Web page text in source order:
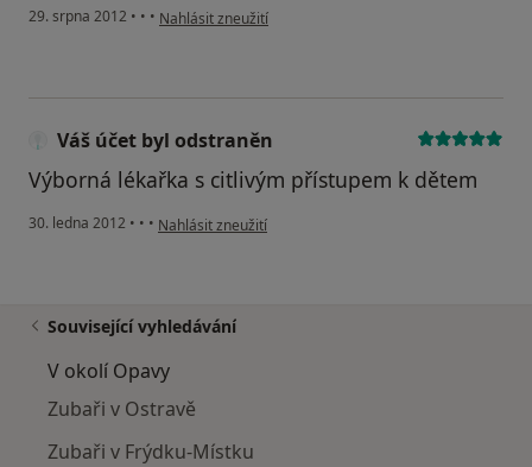
29. srpna 2012 • • • podle názoru uživatele Váš účet byl odstraněn
Nahlásit zneužití
Váš účet byl odstraněn
Výborná lékařka s citlivým přístupem k dětem
30. ledna 2012 • • • podle názoru uživatele Váš účet byl odstraněn
Nahlásit zneužití
Související vyhledávání
V okolí Opavy
Zubaři v Ostravě
Zubaři v Frýdku-Místku